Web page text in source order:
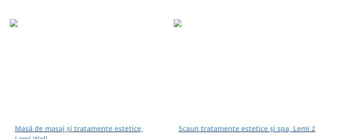
Masă de masaj și tratamente estetice,
Scaun tratamente estetice și spa, Lemi 2